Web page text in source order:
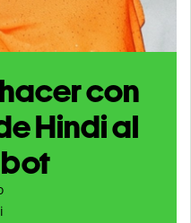
con
Hindi al